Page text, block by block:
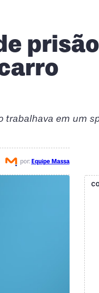
prisão
trabalhava em um
por: Equipe Massa